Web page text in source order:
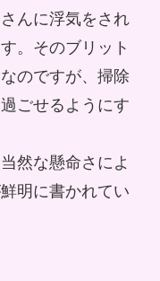
んに浮気をされ
。そのブリット
のですが、掃除
ごせるようにす
然な懸命さによ
明に書かれてい